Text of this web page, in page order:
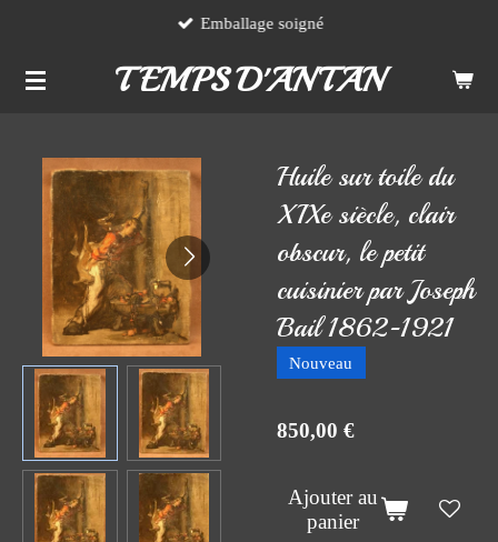
contenu
TEMPS D'ANTAN
Emballage soigné
Huile sur toile du
XIXe siècle, clair
obscur, le petit
cuisinier par Joseph
Bail 1862-1921
Nouveau
850,00 €
Ajouter au
panier